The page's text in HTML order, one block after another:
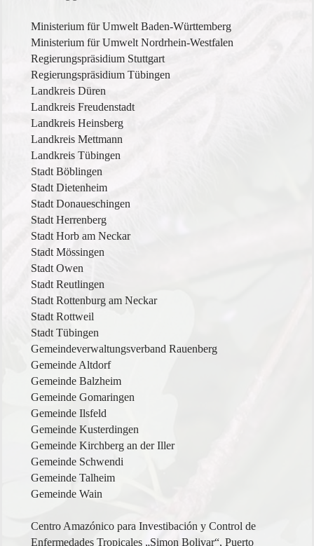
Ministerium für Umwelt Baden-Württemberg
Ministerium für Umwelt Nordrhein-Westfalen
Regierungspräsidium Stuttgart
Regierungspräsidium Tübingen
Landkreis Düren
Landkreis Freudenstadt
Landkreis Heinsberg
Landkreis Mettmann
Landkreis Tübingen
Stadt Böblingen
Stadt Dietenheim
Stadt Donaueschingen
Stadt Herrenberg
Stadt Horb am Neckar
Stadt Mössingen
Stadt Owen
Stadt Reutlingen
Stadt Rottenburg am Neckar
Stadt Rottweil
Stadt Tübingen
Gemeindeverwaltungsverband Rauenberg
Gemeinde Altdorf
Gemeinde Balzheim
Gemeinde Gomaringen
Gemeinde Ilsfeld
Gemeinde Kusterdingen
Gemeinde Kirchberg an der Iller
Gemeinde Schwendi
Gemeinde Talheim
Gemeinde Wain
Centro Amazónico para Investibación y Control de
Enfermedades Tropicales „Simon Bolivar“, Puerto